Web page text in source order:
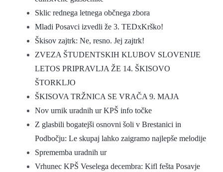
Sklic rednega letnega občnega zbora
Mladi Posavci izvedli že 3. TEDxKrško!
Škisov zajtrk: Ne, resno. Jej zajtrk!
ZVEZA ŠTUDENTSKIH KLUBOV SLOVENIJE
LETOS PRIPRAVLJA ŽE 14. ŠKISOVO
ŠTORKLJO
ŠKISOVA TRŽNICA SE VRAČA 9. MAJA
Nov urnik uradnih ur KPŠ info točke
Z glasbili bogatejši osnovni šoli v Brestanici in
Podbočju: Le skupaj lahko zaigramo najlepše melodije
Sprememba uradnih ur
Vrhunec KPŠ Veselega decembra: Kifl fešta Posavje